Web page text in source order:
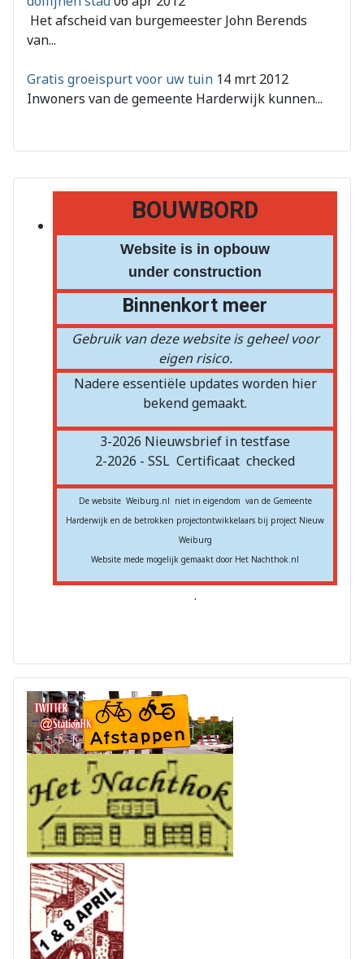
BOUWBORD
Website is in opbouw
under construction
Binnenkort meer
Gebruik van deze website is geheel voor
eigen risico.
Nadere essentiële updates worden hier
bekend gemaakt.
3-2026 Nieuwsbrief in testfase
2-2026 - SSL Certificaat checked
De website Weiburg.nl niet in eigendom van de Gemeente
Harderwijk en de betrokken projectontwikkelaars bij project Nieuw
Weiburg
Website mede mogelijk gemaakt door Het Nachthok.nl
.
Het afscheid van burgemeester John Berends
van...
Gratis groeispurt voor uw tuin 14 mrt 2012
Inwoners van de gemeente Harderwijk kunnen...